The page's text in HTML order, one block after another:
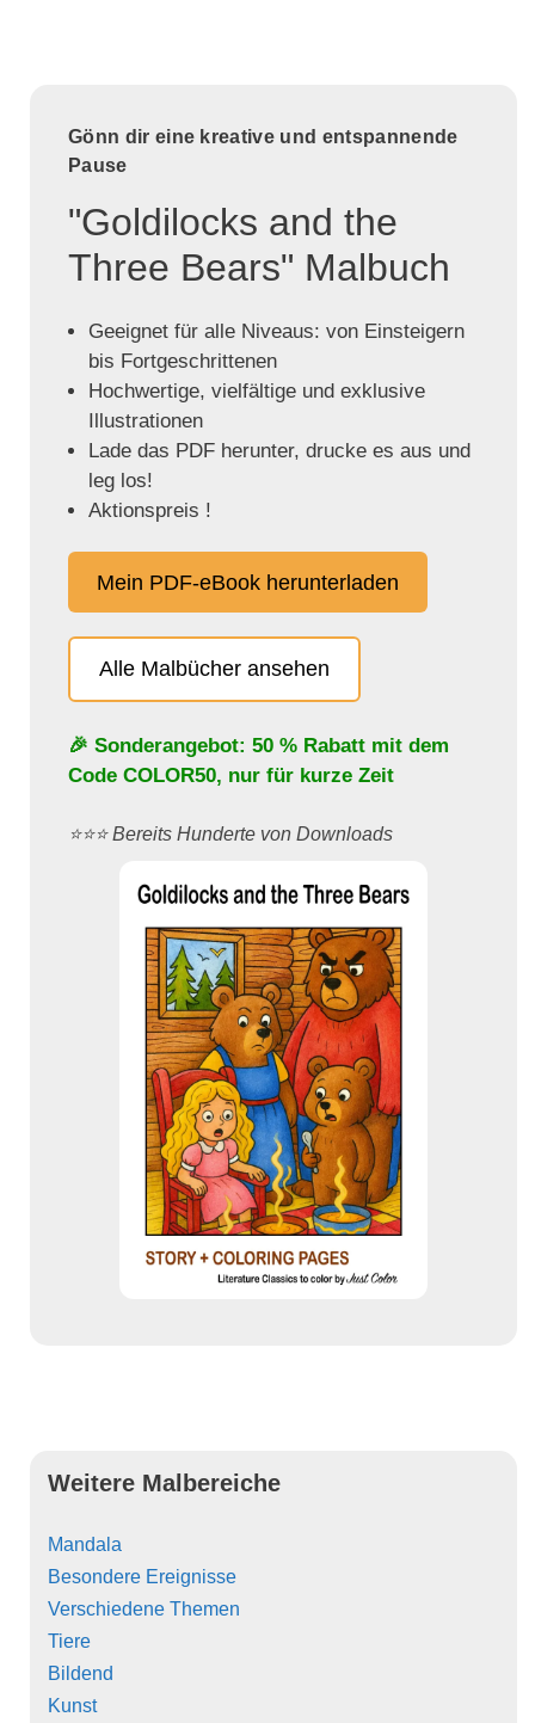
Gönn dir eine kreative und entspannende
Pause
"Goldilocks and the
Three Bears" Malbuch
Geeignet für alle Niveaus: von Einsteigern
bis Fortgeschrittenen
Hochwertige, vielfältige und exklusive
Illustrationen
Lade das PDF herunter, drucke es aus und
leg los!
Aktionspreis !
Mein PDF-eBook herunterladen
Alle Malbücher ansehen
🎉 Sonderangebot: 50 % Rabatt mit dem
Code COLOR50, nur für kurze Zeit
⭐️⭐️⭐️ Bereits Hunderte von Downloads
Weitere Malbereiche
Mandala
Besondere Ereignisse
Verschiedene Themen
Tiere
Bildend
Kunst